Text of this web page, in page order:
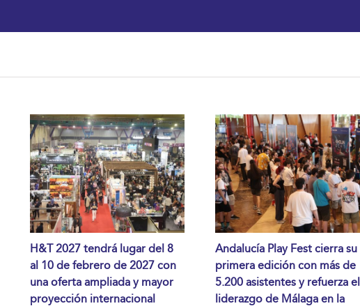
H&T 2027 tendrá lugar del 8
al 10 de febrero de 2027 con
una oferta ampliada y mayor
proyección internacional
Andalucía Play Fest cierra su
primera edición con más de
5.200 asistentes y refuerza el
liderazgo de Málaga en la